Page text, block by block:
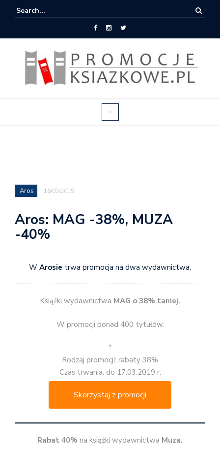
Aros 16/03/2019
Aros: MAG -38%, MUZA
-40%
W Arosie trwa promocja na dwa wydawnictwa.
Książki wydawnictwa MAG o 38% taniej.
W promocji ponad 400 tytułów.
*
Rodzaj promocji: rabaty 38%
Czas trwania: do 17.03.2019 r.
Skorzystaj z promocji
Rabat 40% na książki wydawnictwa Muza.